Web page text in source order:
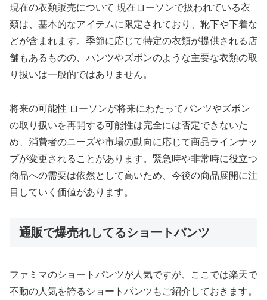
現在の衣類販売について 現在ローソンで扱われている衣
類は、基本的なアイテムに限定されており、靴下や下着な
どが含まれます。季節に応じて特定の衣類が提供される店
舗もあるものの、パンツやズボンのような主要な衣類の取
り扱いは一般的ではありません。
将来の可能性 ローソンが将来にわたってパンツやズボン
の取り扱いを再開する可能性は完全には否定できないた
め、消費者のニーズや市場の動向に応じて商品ラインナッ
プが変更されることがあります。緊急時や非常時に役立つ
商品への需要は依然として高いため、今後の商品展開に注
目していく価値があります。
通販で爆売れしてるショートパンツ
ファミマのショートパンツが人気ですが、ここでは楽天で
不動の人気を誇るショートパンツもご紹介しておきます。